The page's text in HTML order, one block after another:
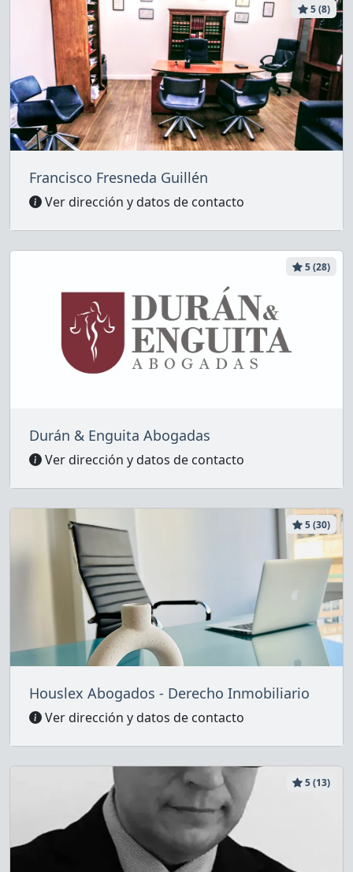
5 (8)
Francisco Fresneda Guillén
Ver dirección y datos de contacto
5 (28)
Durán & Enguita Abogadas
Ver dirección y datos de contacto
5 (30)
Houslex Abogados - Derecho Inmobiliario
Ver dirección y datos de contacto
5 (13)